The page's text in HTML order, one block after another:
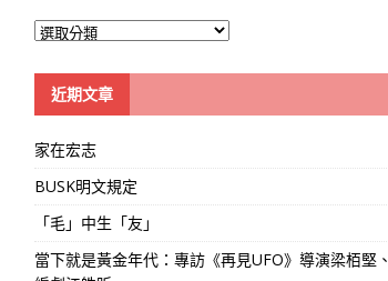
大
線
近期文章
家在宏志
BUSK明文規定
「毛」中生「友」
當下就是黃金年代：專訪《再見UFO》導演梁栢堅、